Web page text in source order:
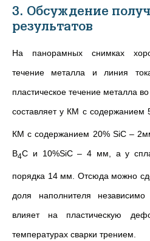
3. Обсуждение
результатов
На панорамных снимках
течение металла и линия
пластическое течение металла
составляет у КМ с содержанием
КМ с содержанием 20% SiC –
B4C и 10%SiC – 4 мм, а у
порядка 14 мм. Отсюда можно
доля наполнителя
влияет на пластическую
температурах сварки трением.